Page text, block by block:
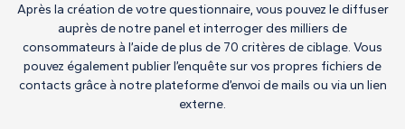
Après la création de votre questionnaire, vous pouvez le diffuser
auprès de notre panel et interroger des milliers de
consommateurs à l’aide de plus de 70 critères de ciblage. Vous
pouvez également publier l’enquête sur vos propres fichiers de
contacts grâce à notre plateforme d’envoi de mails ou via un lien
externe.